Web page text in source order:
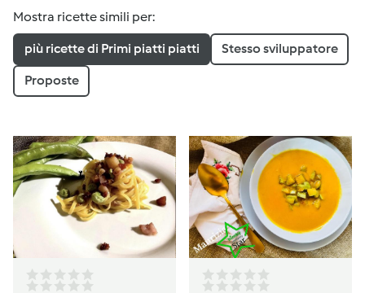
Mostra ricette simili per:
più ricette di Primi piatti piatti Stesso sviluppatore
Proposte